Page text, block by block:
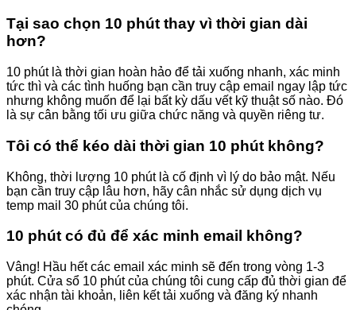
Tại sao chọn 10 phút thay vì thời gian dài
hơn?
10 phút là thời gian hoàn hảo để tải xuống nhanh, xác minh
tức thì và các tình huống bạn cần truy cập email ngay lập tức
nhưng không muốn để lại bất kỳ dấu vết kỹ thuật số nào. Đó
là sự cân bằng tối ưu giữa chức năng và quyền riêng tư.
Tôi có thể kéo dài thời gian 10 phút không?
Không, thời lượng 10 phút là cố định vì lý do bảo mật. Nếu
bạn cần truy cập lâu hơn, hãy cân nhắc sử dụng dịch vụ
temp mail 30 phút của chúng tôi.
10 phút có đủ để xác minh email không?
Vâng! Hầu hết các email xác minh sẽ đến trong vòng 1-3
phút. Cửa sổ 10 phút của chúng tôi cung cấp đủ thời gian để
xác nhận tài khoản, liên kết tải xuống và đăng ký nhanh